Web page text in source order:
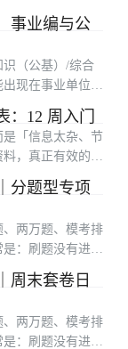
，而是把最难的
、信心差。把进
事业编与公
（公基）/综合
现在事业单位联
常识判断形成交
「会的不考、考
：12 周入门
「信息太杂、节
，真正有效的训
的人来说，先把
比盲目报班更重
分题型专项
两万题、模考排
：刷题没有进入
题，是每一次做
、下次同类题我
周末套卷日
两万题、模考排
：刷题没有进入